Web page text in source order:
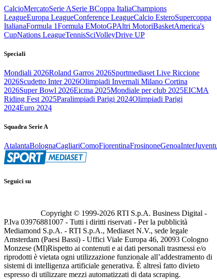
CalcioMercatoSerie ASerie BCoppa ItaliaChampions
LeagueEuropa LeagueConference LeagueCalcio EsteroSupercoppa
ItalianaFormula 1Formula EMotoGPAltri MotoriBasketAmerica's
CupNations LeagueTennisSciVolleyDrive UP
Speciali
Mondiali 2026Roland Garros 2026Sportmediaset Live Riccione
2026Scudetto Inter 2026Olimpiadi Invernali Milano Cortina
2026Super Bowl 2026Eicma 2025Mondiale per club 2025EICMA
Riding Fest 2025Paralimpiadi Parigi 2024Olimpiadi Parigi
2024Euro 2024
Squadra Serie A
AtalantaBolognaCagliariComoFiorentinaFrosinoneGenoaInter
Seguici su
Copyright © 1999-2026 RTI S.p.A. Business Digital -
P.Iva 03976881007 - Tutti i diritti riservati - Per la pubblicità
Mediamond S.p.A. - RTI S.p.A., Mediaset N.V., sede legale
Amsterdam (Paesi Bassi) - Uffici Viale Europa 46, 20093 Cologno
Monzese (MI)Rispetto ai contenuti e ai dati personali trasmessi e/o
riprodotti è vietata ogni utilizzazione funzionale all’addestramento di
sistemi di intelligenza artificiale generativa. È altresì fatto divieto
espresso di utilizzare mezzi automatizzati di data scraping.